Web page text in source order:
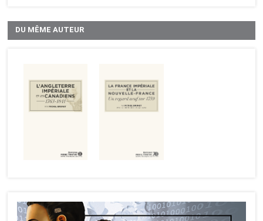
DU MÊME AUTEUR